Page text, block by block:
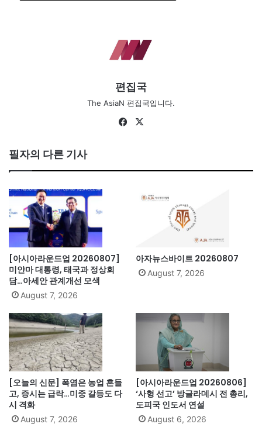
편집국
The AsiaN 편집국입니다.
Fa
필자의 다른 기사
[아시아라운드업 20260807]
미얀마 대통령, 태국과 정상회
담…아세안 관계개선 모색
August 7, 2026
아자뉴스바이트 20260807
August 7, 2026
[오늘의 신문] 폭염은 농업 흔들
고, 증시는 급락…미중 갈등도 다
시 격화
August 7, 2026
[아시아라운드업 20260806]
‘사형 선고’ 방글라데시 전 총리,
도피국 인도서 연설
August 6, 2026